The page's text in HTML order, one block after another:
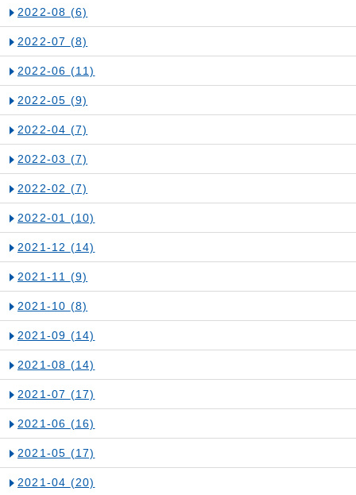
2022-08 (6)
2022-07 (8)
2022-06 (11)
2022-05 (9)
2022-04 (7)
2022-03 (7)
2022-02 (7)
2022-01 (10)
2021-12 (14)
2021-11 (9)
2021-10 (8)
2021-09 (14)
2021-08 (14)
2021-07 (17)
2021-06 (16)
2021-05 (17)
2021-04 (20)